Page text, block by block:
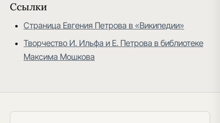
Ссылки
Страница Евгения Петрова в «Википедии»
Творчество И. Ильфа и Е. Петрова в библиотеке
Максима Мошкова